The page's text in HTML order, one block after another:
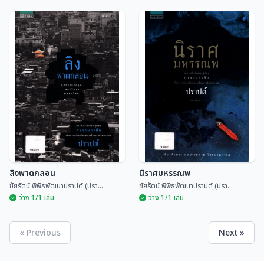
ดงคนดิบ
เจริญ มาลาโรจน์ (มาลา คำจันทร์...
ผู้ชนะสิบทิศ
ยาขอบ และ อักษราภรณ์
ลิงพาดกลอน
ชัยรัตน์ พิพิธพัฒนาปราปต์ (ปรา...
ว่าง 1/1 เล่ม
นิราศมหรรณพ
ชัยรัตน์ พิพิธพัฒนาปราปต์ (ปรา...
ว่าง 1/1 เล่ม
« Previous Next »